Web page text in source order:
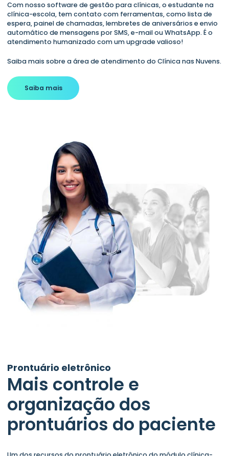
Com nosso software de gestão para clínicas, o estudante na
clínica-escola, tem contato com ferramentas, como lista de
espera, painel de chamadas, lembretes de aniversários e envio
automático de mensagens por SMS, e-mail ou WhatsApp. É o
atendimento humanizado com um upgrade valioso!
Saiba mais sobre a área de atendimento do Clínica nas Nuvens.
Saiba mais
Prontuário eletrônico
Mais controle e
organização dos
prontuários do paciente